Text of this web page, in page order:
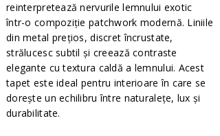
reinterpretează nervurile lemnului exotic
într-o compoziție patchwork modernă. Liniile
din metal prețios, discret încrustate,
strălucesc subtil și creează contraste
elegante cu textura caldă a lemnului. Acest
tapet este ideal pentru interioare în care se
dorește un echilibru între naturalețe, lux și
durabilitate.